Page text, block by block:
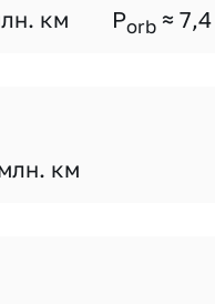
км Porb ≈ 7,4
км